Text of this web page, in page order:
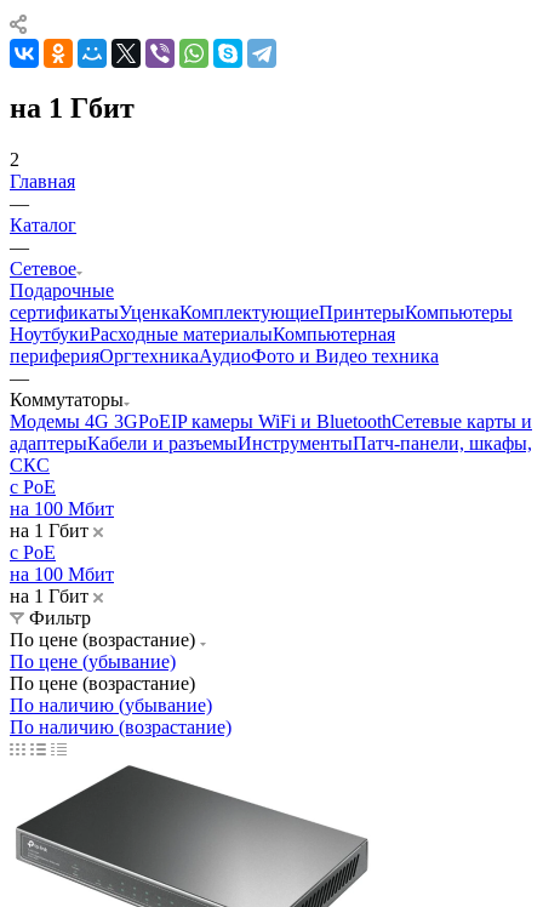
на 1 Гбит
2
Главная
—
Каталог
—
Сетевое
Подарочные
сертификатыУценкаКомплектующиеПринтерыКомпьютеры
НоутбукиРасходные материалыКомпьютерная
периферияОргтехникаАудиоФото и Видео техника
—
Коммутаторы
Модемы 4G 3GPoEIP камеры WiFi и BluetoothСетевые карты и
адаптерыКабели и разъемыИнструментыПатч-панели, шкафы,
СКС
с PoE
на 100 Мбит
на 1 Гбит
с PoE
на 100 Мбит
на 1 Гбит
Фильтр
По цене (возрастание)
По цене (убывание)
По цене (возрастание)
По наличию (убывание)
По наличию (возрастание)